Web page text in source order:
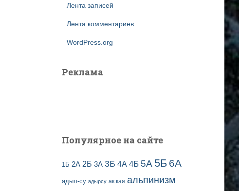
Лента записей
Лента комментариев
WordPress.org
Реклама
Популярное на сайте
1Б 2А 2Б 3А 3Б 4А 4Б 5А 5Б 6А
адыл-су адырсу ак кая альпинизм